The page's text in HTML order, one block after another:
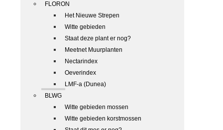
FLORON
Het Nieuwe Strepen
Witte gebieden
Staat deze plant er nog?
Meetnet Muurplanten
Nectarindex
Oeverindex
LMF-a (Dunea)
BLWG
Witte gebieden mossen
Witte gebieden korstmossen